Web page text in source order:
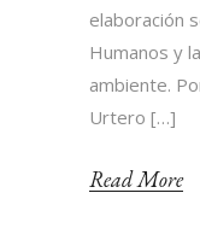
elaboración
Humanos y
ambiente.
Urtero […]
Read More